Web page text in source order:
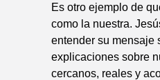
Es otro ejemplo de
como la nuestra.
entender su mensaje
explicaciones sobre
cercanos, reales y